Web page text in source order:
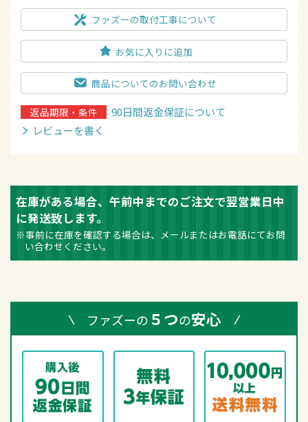
ファズーの取付工事について
お気に入りに追加
商品についてのお問い合わせ
返品期限・条件
90日間返金保証について
レビューを書く
在庫がある場合、午前中までのご注文で翌営業日中
に発送致します。
※事前に在庫を確認する場合は、メールまたはお電話にてお問
い合わせください。
ファズーの５つの安心